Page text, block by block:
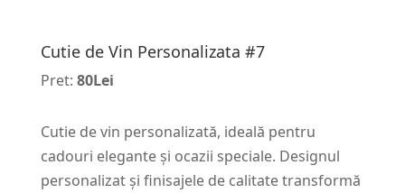
Cutie de Vin Personalizata #7
Pret: 80Lei
Cutie de vin personalizată, ideală pentru
cadouri elegante și ocazii speciale. Designul
personalizat și finisajele de calitate transformă